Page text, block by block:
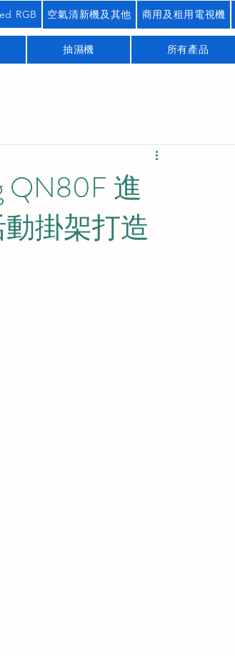
RGB 空氣清新機及其他 商用及租用電視機
抽濕機 所有產品
QN80F 進
掛架打造